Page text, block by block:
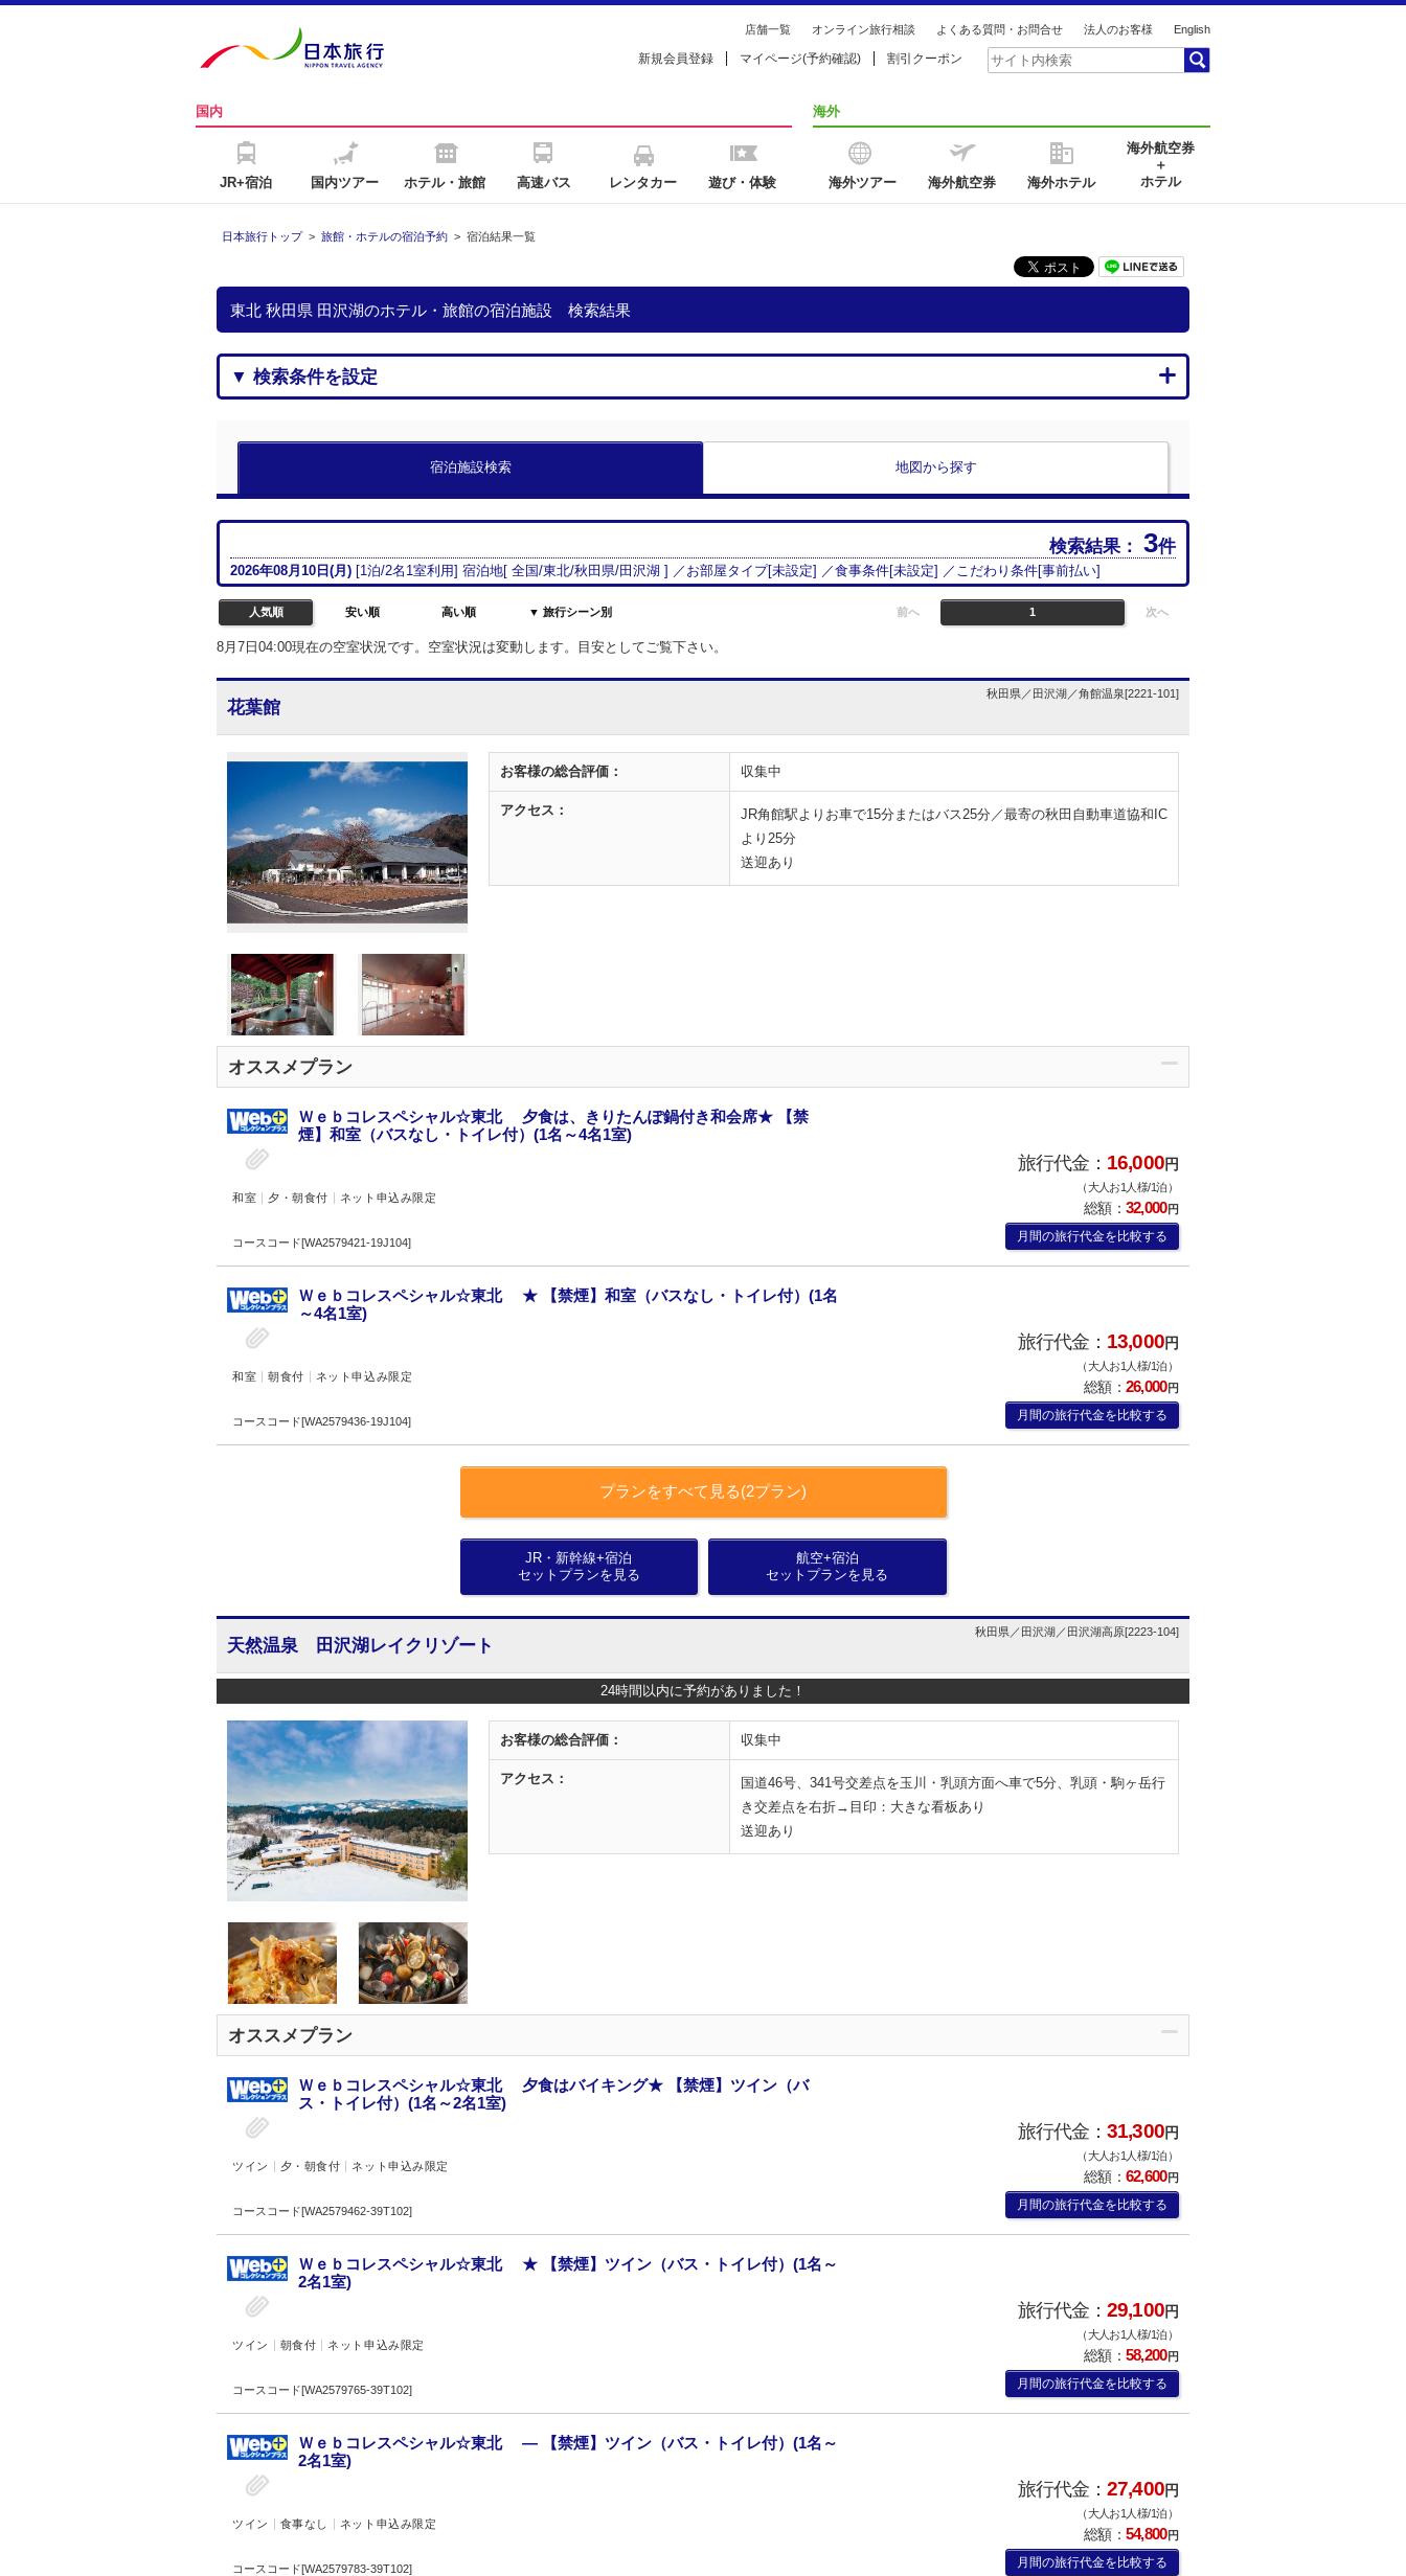
店舗一覧 オンライン旅行相談 よくある質問・お問合せ 法人のお客様 English
新規会員登録 マイページ(予約確認) 割引クーポン
国内
JR+宿泊 国内ツアー ホテル・旅館 高速バス レンタカー 遊び・体験
海外
海外ツアー 海外航空券 海外ホテル
海外航空券
＋
ホテル
日本旅行トップ > 旅館・ホテルの宿泊予約 > 宿泊結果一覧
東北 秋田県 田沢湖のホテル・旅館の宿泊施設 検索結果
▼ 検索条件を設定
宿泊施設検索 地図から探す
検索結果： 3件
2026年08月 10日(月) [1泊/2名 1室利用] 宿泊地[ 全国/東北/秋田県/田沢湖 ] ／お部屋タイプ[未設定] ／食事条件[未設定] ／こだわり条件[事前払い]
人気順 安い順 高い順 ▼ 旅行シーン別 前へ 1 次へ
8月7日04:00現在の空室状況です。空室状況は変動します。目安としてご覧下さい。
花葉館
秋田県／田沢湖／角館温泉[2221-101]
お客様の総合評価： 収集中
アクセス：
JR角館駅よりお車で15分またはバス25分／最寄の秋田自動車道協和IC
より25分
送迎あり
オススメプラン
Ｗｅｂコレスペシャル☆東北 夕食は、きりたんぽ鍋付き和会席★ 【禁
煙】和室（バスなし・トイレ付）(1名～4名1室)
和室 夕・朝食付 ネット申込み限定
旅行代金： 16,000円
（大人お1人様/1泊）
総額： 32,000円
コースコード[WA2579421-19J104] 月間の旅行代金を比較する
Ｗｅｂコレスペシャル☆東北 ★ 【禁煙】和室（バスなし・トイレ付）(1名
～4名1室)
和室 朝食付 ネット申込み限定
旅行代金： 13,000円
（大人お1人様/1泊）
総額： 26,000円
コースコード[WA2579436-19J104] 月間の旅行代金を比較する
プランをすべて見る(2プラン)
JR・新幹線+宿泊
セットプランを見る
航空+宿泊
セットプランを見る
天然温泉 田沢湖レイクリゾート
秋田県／田沢湖／田沢湖高原[2223-104]
24時間以内に予約がありました！
お客様の総合評価： 収集中
アクセス：
国道46号、341号交差点を玉川・乳頭方面へ車で5分、乳頭・駒ヶ岳行
き交差点を右折→目印：大きな看板あり
送迎あり
オススメプラン
Ｗｅｂコレスペシャル☆東北 夕食はバイキング★ 【禁煙】ツイン（バ
ス・トイレ付）(1名～2名1室)
ツイン 夕・朝食付 ネット申込み限定
旅行代金：31,300円
（大人お1人様/1泊）
総額： 62,600円
コースコード[WA2579462-39T102] 月間の旅行代金を比較する
Ｗｅｂコレスペシャル☆東北 ★ 【禁煙】ツイン（バス・トイレ付）(1名～
2名1室)
ツイン 朝食付 ネット申込み限定
旅行代金：29,100円
（大人お1人様/1泊）
総額： 58,200円
コースコード[WA2579765-39T102] 月間の旅行代金を比較する
Ｗｅｂコレスペシャル☆東北 ― 【禁煙】ツイン（バス・トイレ付）(1名～
2名1室)
ツイン 食事なし ネット申込み限定
旅行代金：27,400円
（大人お1人様/1泊）
総額： 54,800円
コースコード[WA2579783-39T102] 月間の旅行代金を比較する